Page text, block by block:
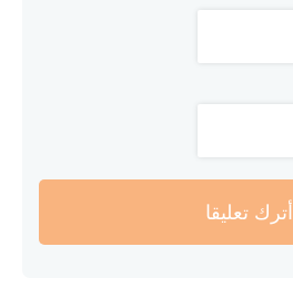
أترك تعليقا